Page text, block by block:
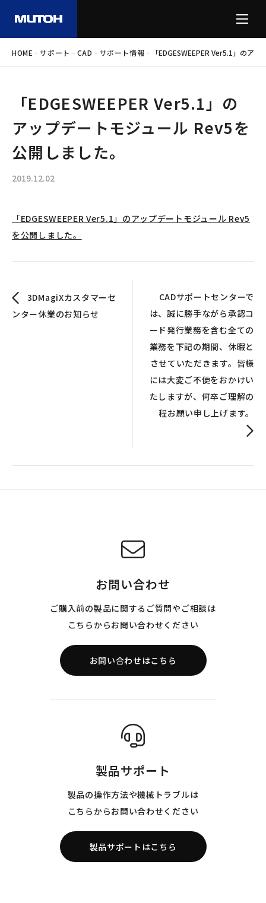
HOME -サポート - CAD - サポート情報 - 「EDGESWEEPER Ver5.1」のア
「EDGESWEEPER Ver5.1」の
アップデートモジュール Rev5を
公開しました。
2019.12.02
「EDGESWEEPER Ver5.1」のアップデートモジュール Rev5
を公開しました。
3DMagiXカスタマーセ
ンター休業のお知らせ
CADサポートセンターで
は、誠に勝手ながら承認コ
ード発行業務を含む全ての
業務を下記の期間、休暇と
させていただきます。皆様
には大変ご不便をおかけい
たしますが、何卒ご理解の
程お願い申し上げます。
お問い合わせ
ご購入前の製品に関するご質問やご相談は
こちらからお問い合わせください
お問い合わせはこちら
製品サポート
製品の操作方法や機械トラブルは
こちらからお問い合わせください
製品サポートはこちら